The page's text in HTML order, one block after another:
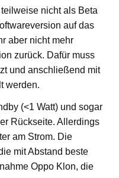
nicht als Beta
auf das
aber nicht mehr
zurück. Dafür muss
und anschließend mit
werden.
(<1 Watt) und sogar
Rückseite. Allerdings
am Strom. Die
mit Abstand beste
Oppo Klon, die